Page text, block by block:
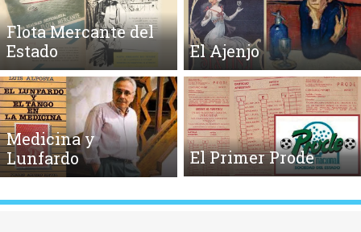
Flota Mercante del
Estado
El Ajenjo
Medicina y
Lunfardo
El Primer Prode